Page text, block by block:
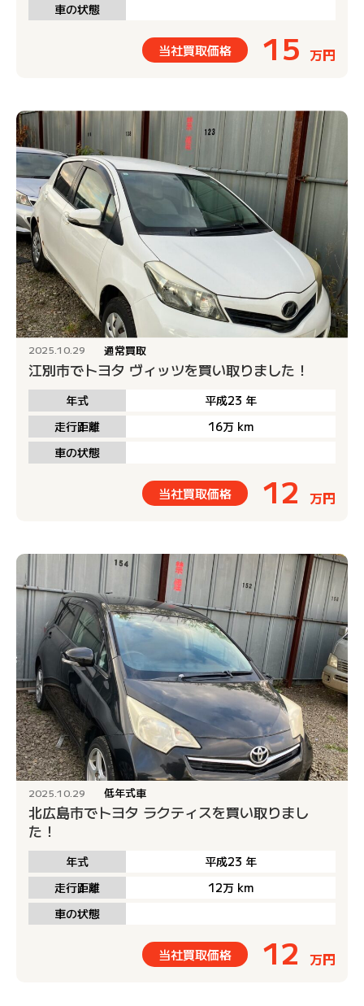
車の状態
当社買取価格 15 万円
2025.10.29 通常買取
江別市でトヨタ ヴィッツを買い取りました！
年式 平成23 年
走行距離
16万 km
車の状態
当社買取価格 12 万円
2025.10.29 低年式車
北広島市でトヨタ ラクティスを買い取りまし
た！
年式 平成23 年
走行距離
12万 km
車の状態
当社買取価格 12 万円